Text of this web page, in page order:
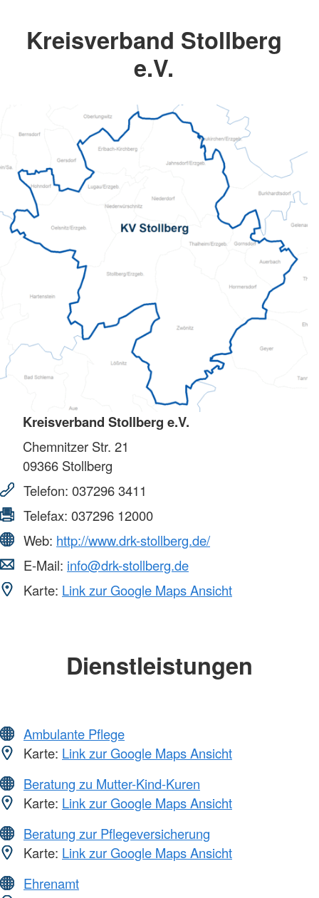
Kreisverband Stollberg
e.V.
Kreisverband Stollberg e.V.
Chemnitzer Str. 21
09366 Stollberg
Telefon: 037296 3411
Telefax: 037296 12000
Web: http://www.drk-stollberg.de/
E-Mail: info@drk-stollberg.de
Karte: Link zur Google Maps Ansicht
Dienstleistungen
Ambulante Pflege
Karte: Link zur Google Maps Ansicht
Beratung zu Mutter-Kind-Kuren
Karte: Link zur Google Maps Ansicht
Beratung zur Pflegeversicherung
Karte: Link zur Google Maps Ansicht
Ehrenamt